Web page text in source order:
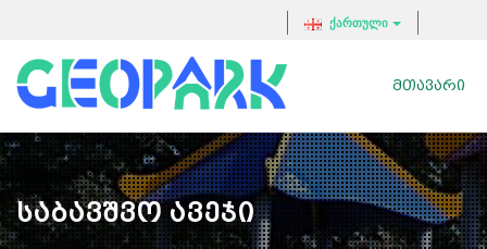
ქართული
ᲛᲗᲐᲕᲐᲠᲘ
Საბავშვო Ავეჯი